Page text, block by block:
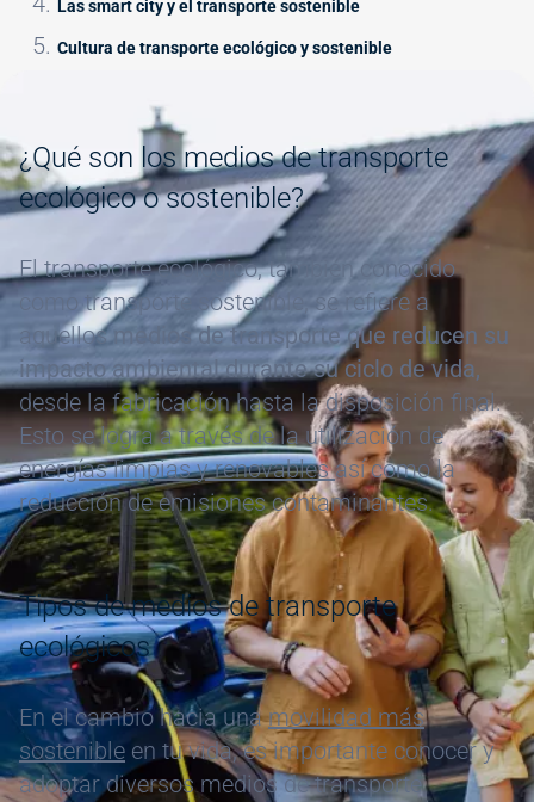
Las smart city y el transporte sostenible
Cultura de transporte ecológico y sostenible
¿Qué son los medios de transporte
ecológico o sostenible?
El transporte ecológico, también conocido
como transporte sostenible, se refiere a
aquellos medios de transporte que reducen su
impacto ambiental durante su ciclo de vida,
desde la fabricación hasta la disposición final.
Esto se logra a través de la utilización de
energías limpias y renovablesasí como la
reducción de emisiones contaminantes.
Tipos de medios de transporte
ecológicos
En el cambio hacia unamovilidad más
sostenible en tu vida, es importante conocer y
adoptar diversos medios de transporte